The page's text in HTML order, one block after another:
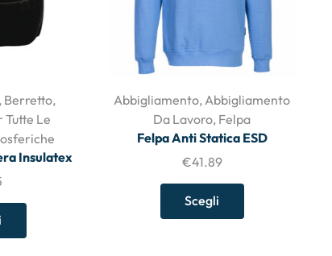
Berretto,
Tutte Le
Insulatex
Abbigliamento, Abbigliamento
Da Lavoro, Felpa
Felpa Anti Statica ESD
€41.89
Scegli